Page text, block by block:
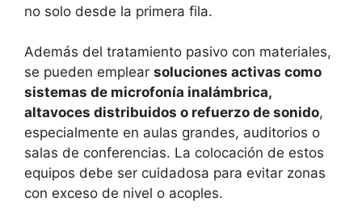
no solo desde la primera fila.
Además del tratamiento pasivo con materiales,
se pueden emplear soluciones activas como
sistemas de microfonía inalámbrica,
altavoces distribuidos o refuerzo de sonido,
especialmente en aulas grandes, auditorios o
salas de conferencias. La colocación de estos
equipos debe ser cuidadosa para evitar zonas
con exceso de nivel o acoples.